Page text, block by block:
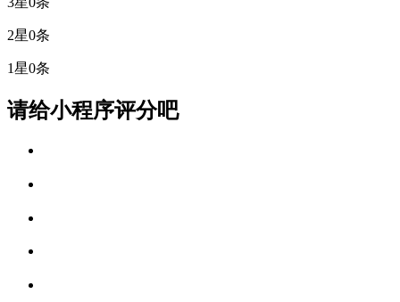
2星0条
1星0条
请给小程序评分吧